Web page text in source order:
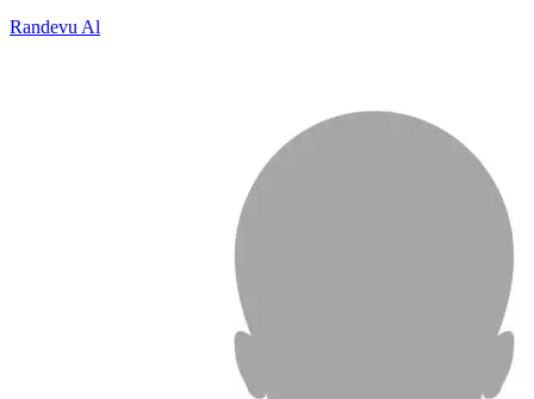
Randevu Al